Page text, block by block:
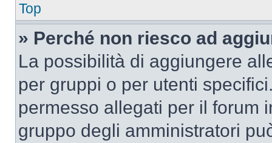
Top
» Perché non riesco ad
La possibilità di aggiungere
per gruppi o per utenti
permesso allegati per il forum
gruppo degli amministratori